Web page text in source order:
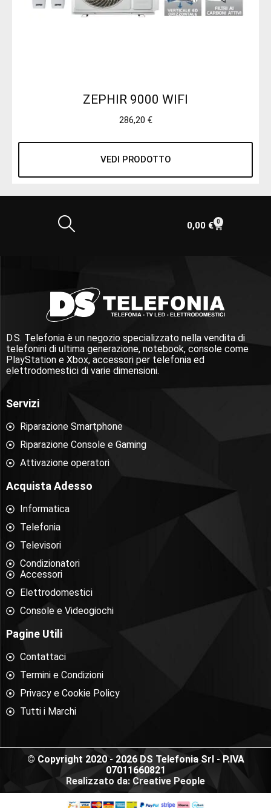
ZEPHIR 9000 WIFI
286,20 €
VEDI PRODOTTO
0,00 € 0
D.S. Telefonia è un negozio specializzato nella vendita di
telefonini di ultima generazione, notebook, console come
PlayStation e Xbox, accessori per telefonia ed
elettrodomestici di varie dimensioni.
Servizi
Riparazione Smartphone
Riparazione Console e Gaming
Attivazione operatori
Acquista Adesso
Informatica
Telefonia
Televisori
Condizionatori
Accessori
Elettrodomestici
Console e Videogiochi
Pagine Utili
Contattaci
Termini e Condizioni
Privacy e Cookie Policy
Tutti i Marchi
© Copyright 2020 - 2026 DS Telefonia Srl - P.IVA
07011660821
Realizzato da: Creative People